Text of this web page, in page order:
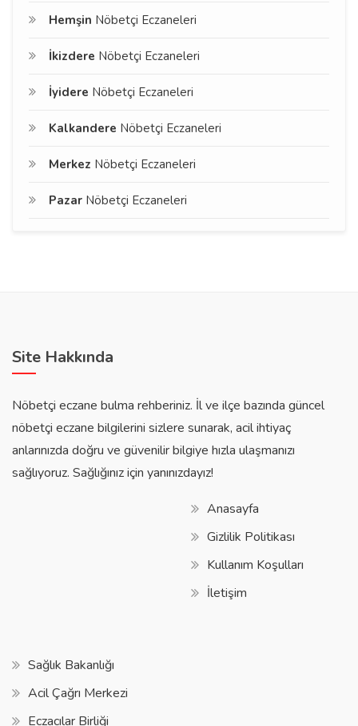
Hemşin Nöbetçi Eczaneleri
İkizdere Nöbetçi Eczaneleri
İyidere Nöbetçi Eczaneleri
Kalkandere Nöbetçi Eczaneleri
Merkez Nöbetçi Eczaneleri
Pazar Nöbetçi Eczaneleri
Site Hakkında
Nöbetçi eczane bulma rehberiniz. İl ve ilçe bazında güncel
nöbetçi eczane bilgilerini sizlere sunarak, acil ihtiyaç
anlarınızda doğru ve güvenilir bilgiye hızla ulaşmanızı
sağlıyoruz. Sağlığınız için yanınızdayız!
Anasayfa
Gizlilik Politikası
Kullanım Koşulları
İletişim
Sağlık Bakanlığı
Acil Çağrı Merkezi
Eczacılar Birliği